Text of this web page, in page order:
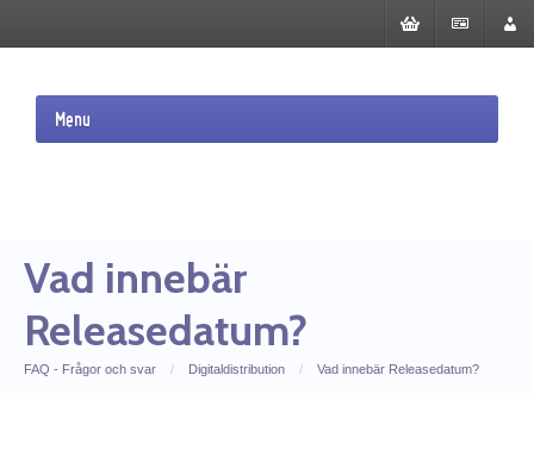
Menu
Vad innebär
Releasedatum?
FAQ - Frågor och svar / Digitaldistribution / Vad innebär Releasedatum?